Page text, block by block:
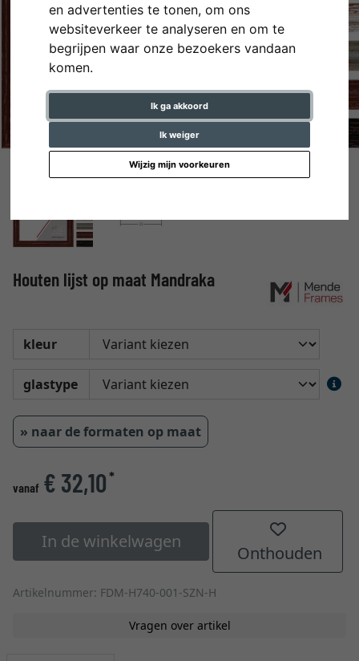
en advertenties te tonen, om ons
websiteverkeer te analyseren en om te
begrijpen waar onze bezoekers vandaan
komen.
Ik ga akkoord
Ik weiger
Wijzig mijn voorkeuren
Houten lijst op maat Mandraka
kleur
glastype
» naar de formaten op maat
vanaf € 32,10*
In de winkelwagen
Onthouden
Artikelnummer: FDM-H740-001-SZN-H
Vragen over artikel